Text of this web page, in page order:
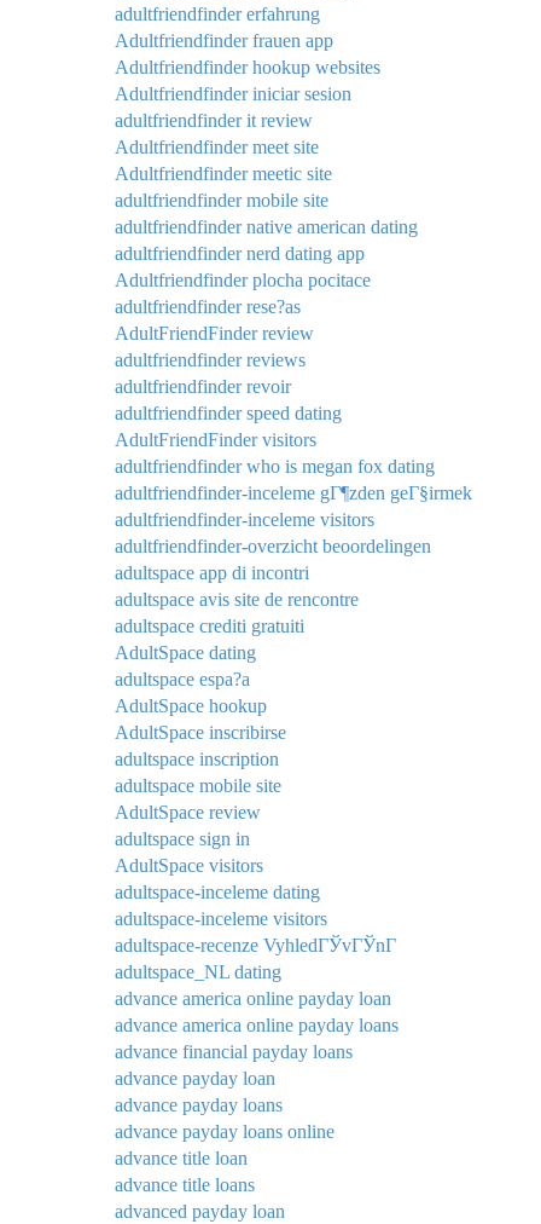
adultfriendfinder erfahrung
Adultfriendfinder frauen app
Adultfriendfinder hookup websites
Adultfriendfinder iniciar sesion
adultfriendfinder it review
Adultfriendfinder meet site
Adultfriendfinder meetic site
adultfriendfinder mobile site
adultfriendfinder native american dating
adultfriendfinder nerd dating app
Adultfriendfinder plocha pocitace
adultfriendfinder rese?as
AdultFriendFinder review
adultfriendfinder reviews
adultfriendfinder revoir
adultfriendfinder speed dating
AdultFriendFinder visitors
adultfriendfinder who is megan fox dating
adultfriendfinder-inceleme gГ¶zden geГ§irmek
adultfriendfinder-inceleme visitors
adultfriendfinder-overzicht beoordelingen
adultspace app di incontri
adultspace avis site de rencontre
adultspace crediti gratuiti
AdultSpace dating
adultspace espa?a
AdultSpace hookup
AdultSpace inscribirse
adultspace inscription
adultspace mobile site
AdultSpace review
adultspace sign in
AdultSpace visitors
adultspace-inceleme dating
adultspace-inceleme visitors
adultspace-recenze VyhledГЎvГЎnГ­
adultspace_NL dating
advance america online payday loan
advance america online payday loans
advance financial payday loans
advance payday loan
advance payday loans
advance payday loans online
advance title loan
advance title loans
advanced payday loan